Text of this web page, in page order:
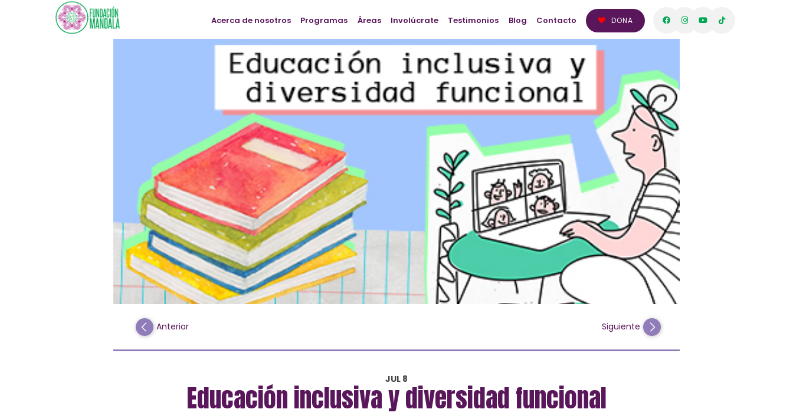
Acerca de nosotros Programas Áreas Involúcrate Testimonios Blog Contacto DONA
Anterior Siguiente
JUL 8
Educación inclusiva y diversidad funcional